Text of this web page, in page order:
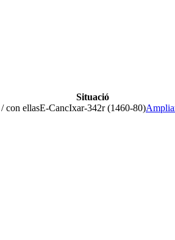
Situació
con ellasE-CancIxar-342r (1460-80)